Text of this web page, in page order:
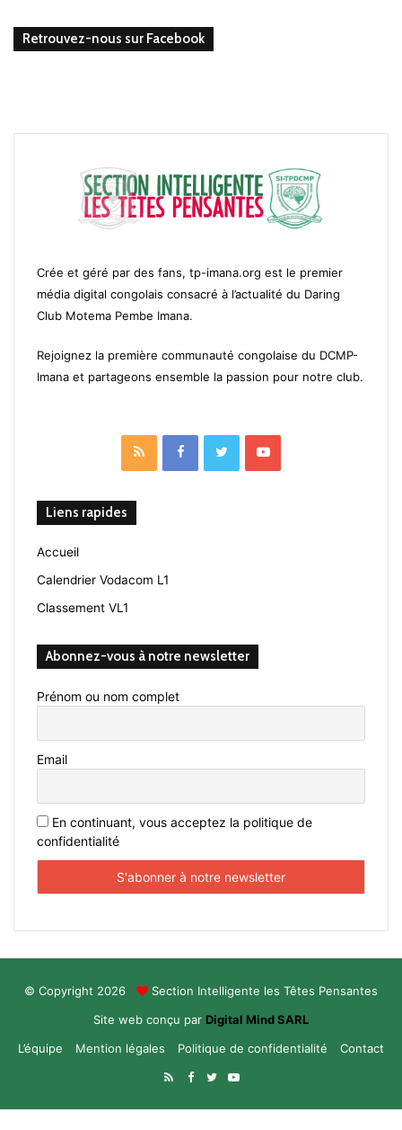
Retrouvez-nous sur Facebook
Crée et géré par des fans, tp-imana.org est le premier
média digital congolais consacré à l’actualité du Daring
Club Motema Pembe Imana.
Rejoignez la première communauté congolaise du DCMP-
Imana et partageons ensemble la passion pour notre club.
RSS FacebookTwitterYouTube
Liens rapides
Accueil
Calendrier Vodacom L1
Classement VL1
Abonnez-vous à notre newsletter
Prénom ou nom complet
Email
En continuant, vous acceptez la politique de
confidentialité
© Copyright 2026
Section Intelligente les Têtes Pensantes
Site web conçu par Digital Mind SARL
L’équipe
Mention légales Politique de confidentialité
Contact
RSSFacebook
TwitterYouTube